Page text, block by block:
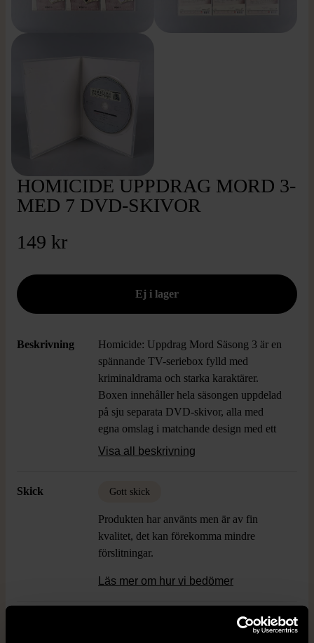
HOMICIDE UPPDRAG MORD 3-
MED 7 DVD-SKIVOR
149 kr
Beskrivning
Homicide: Uppdrag Mord Säsong 3 är en
spännande TV-seriebox fylld med
kriminaldrama och starka karaktärer.
Boxen innehåller hela säsongen uppdelad
på sju separata DVD-skivor, alla med
egna omslag i matchande design med ett
snyggt, robust förvaringsfodral. Serien
avsnitt håller tittaren på helspänn. Det
diskreta ljusa fodralet har porträtt på några
av seriens centrala figurer vilket ger setet
en klassisk TV-seriekänsla. Språkval på
fans att följa handlingen. Detta set är
återuppleva en av de mest hyllade
kriminalserierna genom tiderna, eller för
Visa all beskrivning
Skick Gott skick
Produkten har använts men är av fin
kvalitet, det kan förekomma mindre
förslitningar.
Läs mer om hur vi bedömer